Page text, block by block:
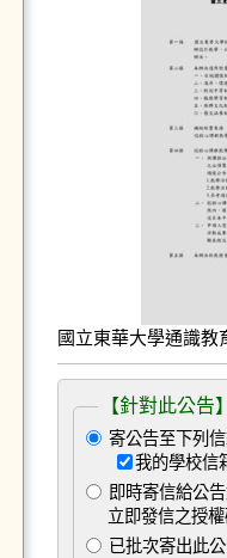
國立東華大學通識教
【針對此公
寄公告至下列
我的學校信
即時寄信給公
立即發信之授權
已批次寄出此